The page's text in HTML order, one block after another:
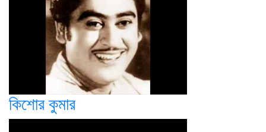
কিশোর কুমার